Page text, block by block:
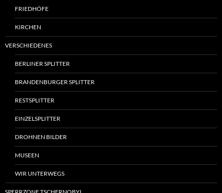
FRIEDHÖFE
KIRCHEN
VERSCHIEDENES
BERLINER SPLITTER
BRANDENBURGER SPLITTER
RESTSPLITTER
EINZELSPLITTER
DROHNEN BILDER
MUSEEN
WIR UNTERWEGS